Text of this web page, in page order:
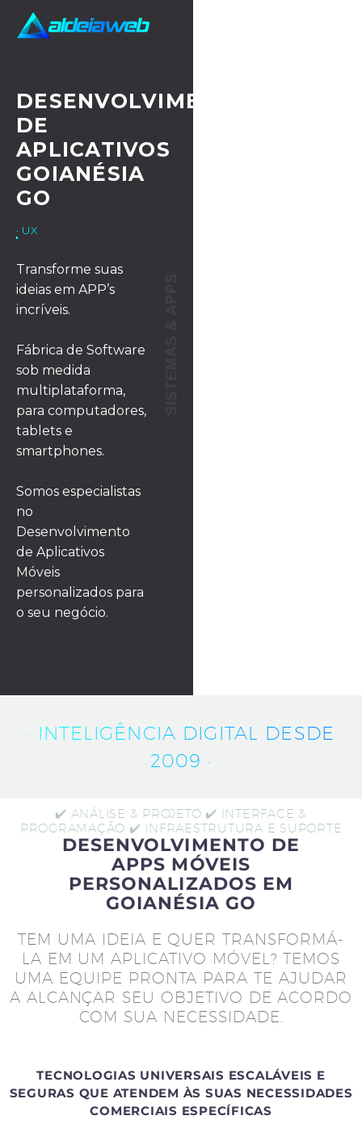
DESENVOLVIMENTO
DE
APLICATIVOS
GOIANÉSIA
GO
· UX/UI DESIGN
Transforme suas
ideias em APP’s
incríveis.
Fábrica de Software
sob medida
multiplataforma,
para computadores,
tablets e
smartphones.
Somos especialistas
no
Desenvolvimento
de Aplicativos
Móveis
personalizados para
o seu negócio.
· INTELIGÊNCIA DIGITAL DESDE
2009 ·
✔️ ANÁLISE & PROJETO ✔️ INTERFACE &
PROGRAMAÇÃO ✔️ INFRAESTRUTURA E SUPORTE
DESENVOLVIMENTO DE
APPS MÓVEIS
PERSONALIZADOS EM
GOIANÉSIA GO
TEM UMA IDEIA E QUER TRANSFORMÁ-
LA EM UM APLICATIVO MÓVEL? TEMOS
UMA EQUIPE PRONTA PARA TE AJUDAR
A ALCANÇAR SEU OBJETIVO DE ACORDO
COM SUA NECESSIDADE.
TECNOLOGIAS UNIVERSAIS ESCALÁVEIS E
SEGURAS QUE ATENDEM ÀS SUAS NECESSIDADES
COMERCIAIS ESPECÍFICAS